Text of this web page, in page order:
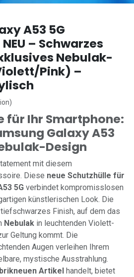
A53 5G
– Schwarzes
Nebulak-
Pink) –
für Ihr Smartphone:
Galaxy A53
Design
mit diesem
Diese neue Schutzhülle für
5G verbindet kompromisslosen
künstlerischen Look. Die
Finish, auf dem das
Nebulak in leuchtenden Violett-
Geltung kommt. Die
Augen verleihen Ihrem
mystische Ausstrahlung.
Artikel handelt, bietet